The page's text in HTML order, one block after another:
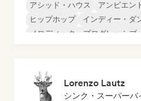
アシッド・ハウス アンビエン
ヒップホップ
インディー・ダ
メロディック・プログレッシブ
Lorenzo Lautz
シンク・スーパーバ